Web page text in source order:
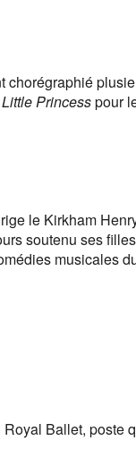
chorégraphié
Princesspour
le Kirkham
soutenu ses
musicales
Ballet, poste